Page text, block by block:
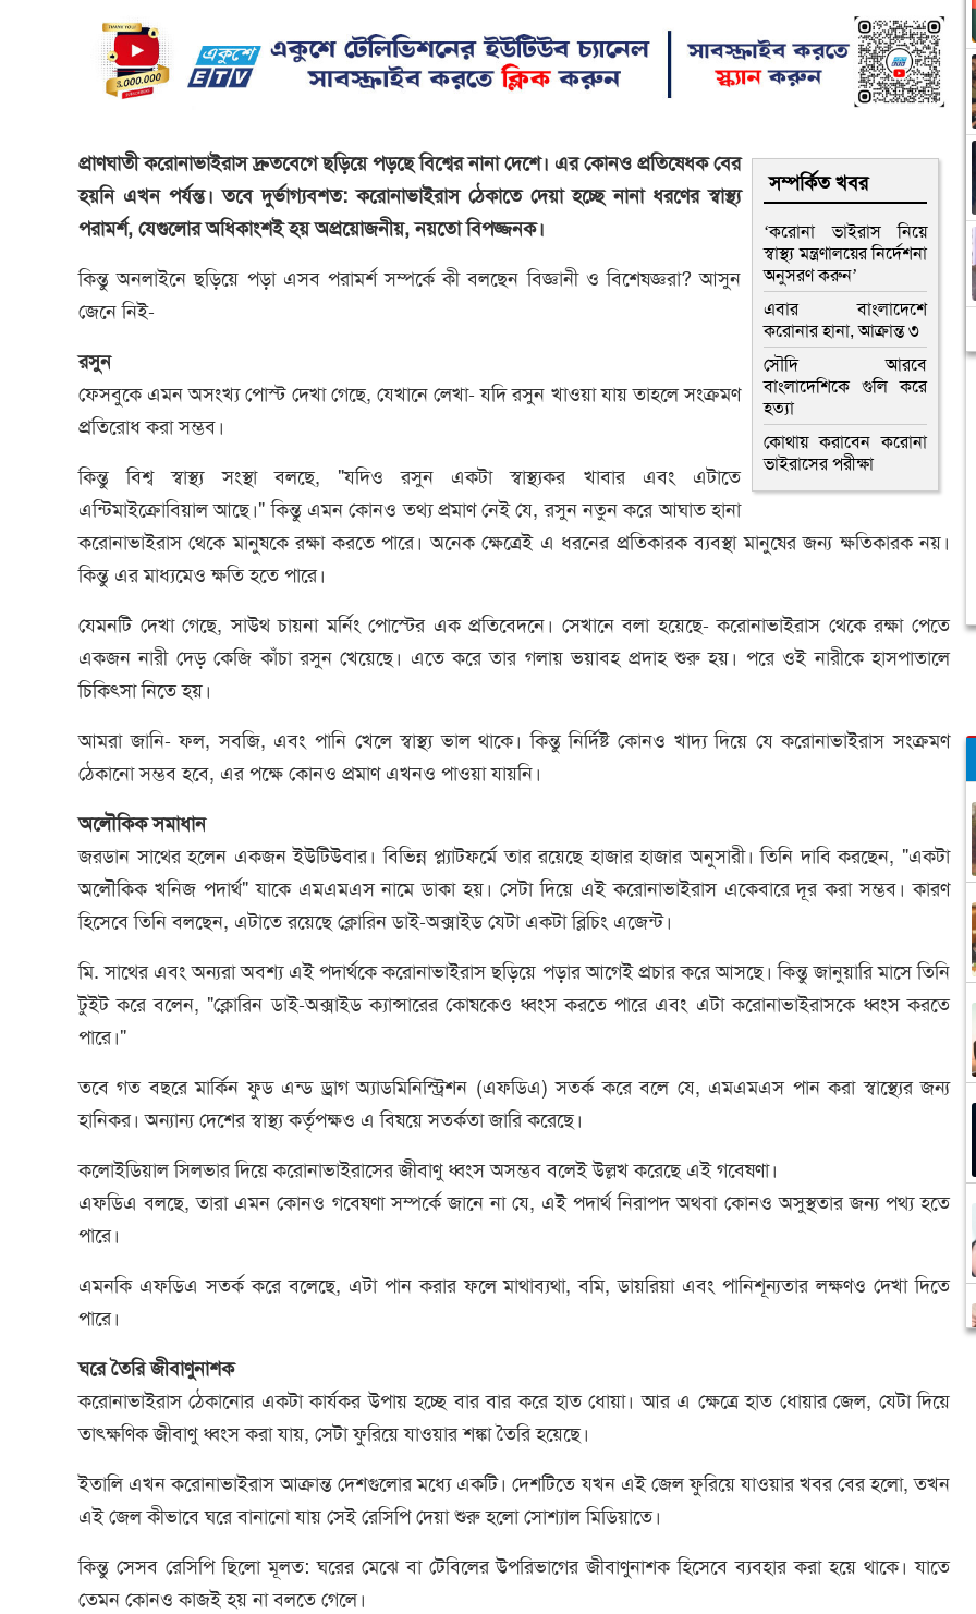
সম্পর্কিত খবর
‘করোনা ভাইরাস নিয়ে
স্বাস্থ্য মন্ত্রণালয়ের নির্দেশনা
অনুসরণ করুন’
এবার বাংলাদেশে
করোনার হানা, আক্রান্ত ৩
সৌদি আরবে
বাংলাদেশিকে গুলি করে
হত্যা
কোথায় করাবেন করোনা
ভাইরাসের পরীক্ষা
প্রাণঘাতী করোনাভাইরাস দ্রুতবেগে ছড়িয়ে পড়ছে বিশ্বের নানা দেশে। এর কোনও প্রতিষেধক বের
হয়নি এখন পর্যন্ত। তবে দুর্ভাগ্যবশত: করোনাভাইরাস ঠেকাতে দেয়া হচ্ছে নানা ধরণের স্বাস্থ্য
পরামর্শ, যেগুলোর অধিকাংশই হয় অপ্রয়োজনীয়, নয়তো বিপজ্জনক।
কিন্তু অনলাইনে ছড়িয়ে পড়া এসব পরামর্শ সম্পর্কে কী বলছেন বিজ্ঞানী ও বিশেষজ্ঞরা? আসুন
জেনে নিই-
রসুন
ফেসবুকে এমন অসংখ্য পোস্ট দেখা গেছে, যেখানে লেখা- যদি রসুন খাওয়া যায় তাহলে সংক্রমণ
প্রতিরোধ করা সম্ভব।
কিন্তু বিশ্ব স্বাস্থ্য সংস্থা বলছে, "যদিও রসুন একটা স্বাস্থ্যকর খাবার এবং এটাতে
এন্টিমাইক্রোবিয়াল আছে।" কিন্তু এমন কোনও তথ্য প্রমাণ নেই যে, রসুন নতুন করে আঘাত হানা
করোনাভাইরাস থেকে মানুষকে রক্ষা করতে পারে। অনেক ক্ষেত্রেই এ ধরনের প্রতিকারক ব্যবস্থা মানুষের জন্য ক্ষতিকারক নয়।
কিন্তু এর মাধ্যমেও ক্ষতি হতে পারে।
যেমনটি দেখা গেছে, সাউথ চায়না মর্নিং পোস্টের এক প্রতিবেদনে। সেখানে বলা হয়েছে- করোনাভাইরাস থেকে রক্ষা পেতে
একজন নারী দেড় কেজি কাঁচা রসুন খেয়েছে। এতে করে তার গলায় ভয়াবহ প্রদাহ শুরু হয়। পরে ওই নারীকে হাসপাতালে
চিকিৎসা নিতে হয়।
আমরা জানি- ফল, সবজি, এবং পানি খেলে স্বাস্থ্য ভাল থাকে। কিন্তু নির্দিষ্ট কোনও খাদ্য দিয়ে যে করোনাভাইরাস সংক্রমণ
ঠেকানো সম্ভব হবে, এর পক্ষে কোনও প্রমাণ এখনও পাওয়া যায়নি।
অলৌকিক সমাধান
জরডান সাথের হলেন একজন ইউটিউবার। বিভিন্ন প্ল্যাটফর্মে তার রয়েছে হাজার হাজার অনুসারী। তিনি দাবি করছেন, "একটা
অলৌকিক খনিজ পদার্থ" যাকে এমএমএস নামে ডাকা হয়। সেটা দিয়ে এই করোনাভাইরাস একেবারে দূর করা সম্ভব। কারণ
হিসেবে তিনি বলছেন, এটাতে রয়েছে ক্লোরিন ডাই-অক্সাইড যেটা একটা ব্লিচিং এজেন্ট।
মি. সাথের এবং অন্যরা অবশ্য এই পদার্থকে করোনাভাইরাস ছড়িয়ে পড়ার আগেই প্রচার করে আসছে। কিন্তু জানুয়ারি মাসে তিনি
টুইট করে বলেন, "ক্লোরিন ডাই-অক্সাইড ক্যান্সারের কোষকেও ধ্বংস করতে পারে এবং এটা করোনাভাইরাসকে ধ্বংস করতে
পারে।"
তবে গত বছরে মার্কিন ফুড এন্ড ড্রাগ অ্যাডমিনিস্ট্রিশন (এফডিএ) সতর্ক করে বলে যে, এমএমএস পান করা স্বাস্থ্যের জন্য
হানিকর। অন্যান্য দেশের স্বাস্থ্য কর্তৃপক্ষও এ বিষয়ে সতর্কতা জারি করেছে।
কলোইডিয়াল সিলভার দিয়ে করোনাভাইরাসের জীবাণু ধ্বংস অসম্ভব বলেই উল্লখ করেছে এই গবেষণা।
এফডিএ বলছে, তারা এমন কোনও গবেষণা সম্পর্কে জানে না যে, এই পদার্থ নিরাপদ অথবা কোনও অসুস্থতার জন্য পথ্য হতে
পারে।
এমনকি এফডিএ সতর্ক করে বলেছে, এটা পান করার ফলে মাথাব্যথা, বমি, ডায়রিয়া এবং পানিশূন্যতার লক্ষণও দেখা দিতে
পারে।
ঘরে তৈরি জীবাণুনাশক
করোনাভাইরাস ঠেকানোর একটা কার্যকর উপায় হচ্ছে বার বার করে হাত ধোয়া। আর এ ক্ষেত্রে হাত ধোয়ার জেল, যেটা দিয়ে
তাৎক্ষণিক জীবাণু ধ্বংস করা যায়, সেটা ফুরিয়ে যাওয়ার শঙ্কা তৈরি হয়েছে।
ইতালি এখন করোনাভাইরাস আক্রান্ত দেশগুলোর মধ্যে একটি। দেশটিতে যখন এই জেল ফুরিয়ে যাওয়ার খবর বের হলো, তখন
এই জেল কীভাবে ঘরে বানানো যায় সেই রেসিপি দেয়া শুরু হলো সোশ্যাল মিডিয়াতে।
কিন্তু সেসব রেসিপি ছিলো মূলত: ঘরের মেঝে বা টেবিলের উপরিভাগের জীবাণুনাশক হিসেবে ব্যবহার করা হয়ে থাকে। যাতে
তেমন কোনও কাজই হয় না বলতে গেলে।